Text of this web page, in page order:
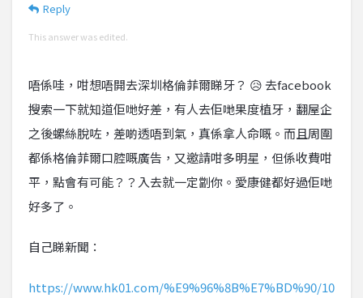
Reply
This answer was edited.
唔係哇，咁想唔開去深圳格倫菲爾睇牙？ 😥 去facebook
搜索一下就知道佢哋好差，有人去佢哋果度植牙，翻屋企
之後螺絲脫咗，差啲透唔到氣，真係拿人命嘅。而且周圍
都係格倫菲爾口腔嘅廣告，又邀請咁多明星，但係收費咁
平，點會有可能？？入去就一定劏你。愛康健都好過佢哋
好多了。
自己睇新聞：
https://www.hk01.com/%E9%96%8B%E7%BD%90/10